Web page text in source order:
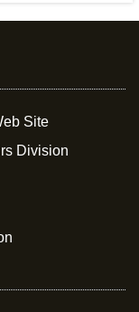
Site
Division